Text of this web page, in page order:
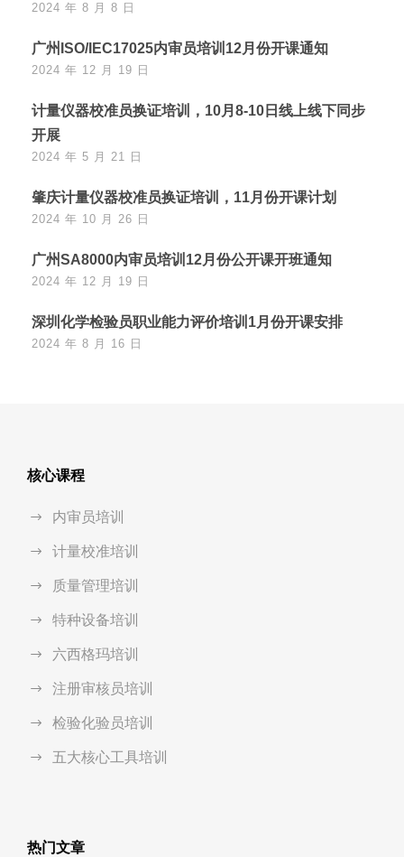
2024 年 8 月 8 日
广州ISO/IEC17025内审员培训12月份开课通知
2024 年 12 月 19 日
计量仪器校准员换证培训，10月8-10日线上线下同步
开展
2024 年 5 月 21 日
肇庆计量仪器校准员换证培训，11月份开课计划
2024 年 10 月 26 日
广州SA8000内审员培训12月份公开课开班通知
2024 年 12 月 19 日
深圳化学检验员职业能力评价培训1月份开课安排
2024 年 8 月 16 日
核心课程
内审员培训
计量校准培训
质量管理培训
特种设备培训
六西格玛培训
注册审核员培训
检验化验员培训
五大核心工具培训
热门文章